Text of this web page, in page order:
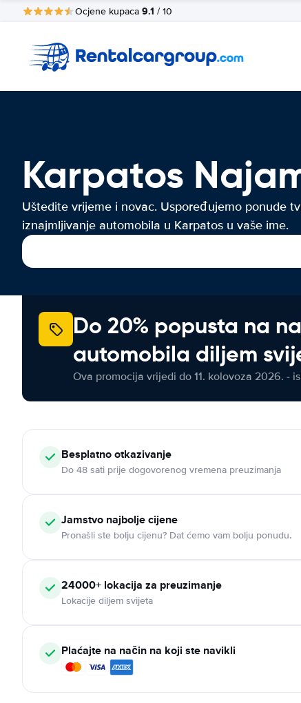
Ocjene kupaca 9.1 / 10
Karpatos
Uštedite vrijeme i novac. Uspoređujemo ponude
iznajmljivanje automobila u Karpatos u vaše ime.
Do 20% popusta na
automobila diljem
Ova promocija vrijedi do 11. kolovoza 2026. -
Besplatno otkazivanje
Do 48 sati prije dogovorenog vremena preuzimanja
Jamstvo najbolje cijene
Pronašli ste bolju cijenu? Dat ćemo vam bolju ponudu.
24000+ lokacija za preuzimanje
Lokacije diljem svijeta
Plaćajte na način na koji ste navikli